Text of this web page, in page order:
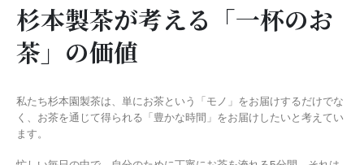
杉本製茶が考える「一杯のお
茶」の価値
私たち杉本園製茶は、単にお茶という「モノ」をお届けするだけでな
く、お茶を通じて得られる「豊かな時間」をお届けしたいと考えてい
ます。